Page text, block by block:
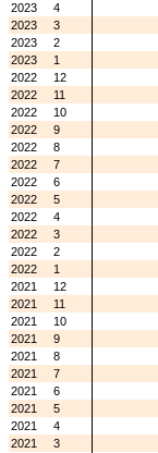
2023
4
2023
3
2023
2
2023
1
2022
12
2022
11
2022
10
2022
9
2022
8
2022
7
2022
6
2022
5
2022
4
2022
3
2022
2
2022
1
2021
12
2021
11
2021
10
2021
9
2021
8
2021
7
2021
6
2021
5
2021
4
2021
3